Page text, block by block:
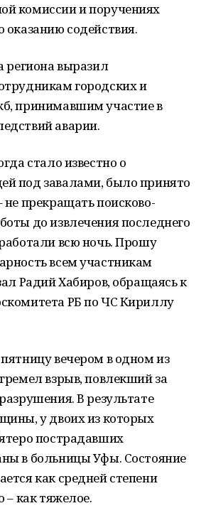
комиссии и поручениях
оказанию содействия.
региона выразил
городских и
принимавшим участие в
аварии.
стало известно о
под завалами, было принято
не прекращать поисково-
до извлечения последнего
всю ночь. Прошу
всем участникам
Радий Хабиров, обращаясь к
РБ по ЧС Кириллу
вечером в одном из
взрыв, повлекший за
В результате
у двоих из которых
пострадавших
в больницы Уфы. Состояние
как средней степени
– как тяжелое.